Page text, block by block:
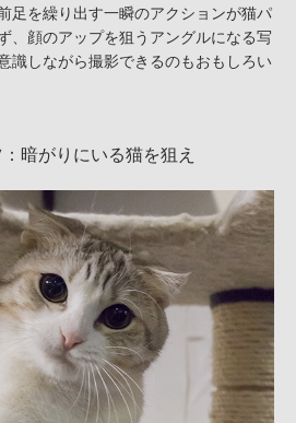
足を繰り出す一瞬のアクションが猫パ
、顔のアップを狙うアングルになる写
識しながら撮影できるのもおもしろい
暗がりにいる猫を狙え